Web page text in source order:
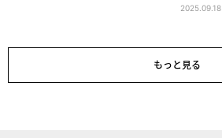
2025.09.18
もっと見る